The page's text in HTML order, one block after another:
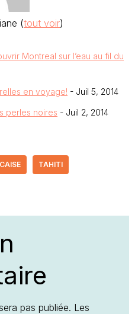
(tout voir)
Montreal sur l’eau au fil du
en voyage! - Juil 5, 2014
perles noires - Juil 2, 2014
TAHITI
pas publiée. Les